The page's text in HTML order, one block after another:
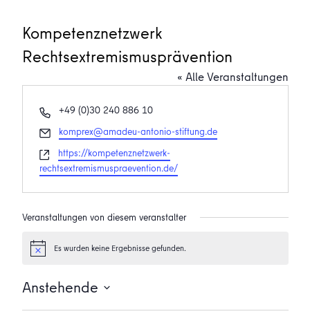
Kompetenznetzwerk
Rechtsextremismusprävention
« Alle Veranstaltungen
Telefon
+49 (0)30 240 886 10
Email
komprex@amadeu-antonio-stiftung.de
Webseite
https://kompetenznetzwerk-
rechtsextremismuspraevention.de/
Veranstaltungen von diesem veranstalter
HinweisEs wurden keine Ergebnisse gefunden.
Anstehende
Datum